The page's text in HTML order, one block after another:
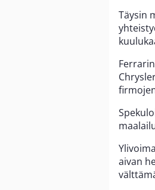
Täysin
aivan